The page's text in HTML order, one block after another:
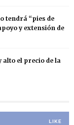
tendrá “pies de
y extensión de
alto el precio de la
LIKE